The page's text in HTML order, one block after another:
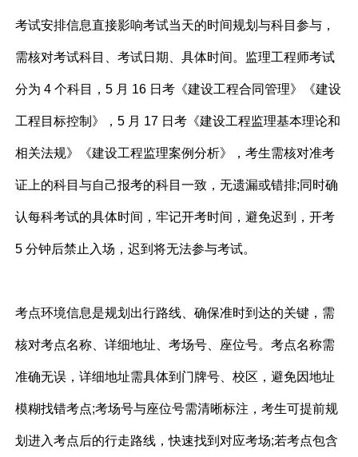
考试安排信息直接影响考试当天的时间规划与科目参与，
需核对考试科目、考试日期、具体时间。监理工程师考试
分为 4 个科目，5 月 16 日考《建设工程合同管理》《建设
工程目标控制》，5 月 17 日考《建设工程监理基本理论和
相关法规》《建设工程监理案例分析》，考生需核对准考
证上的科目与自己报考的科目一致，无遗漏或错排;同时确
认每科考试的具体时间，牢记开考时间，避免迟到，开考
5 分钟后禁止入场，迟到将无法参与考试。
考点环境信息是规划出行路线、确保准时到达的关键，需
核对考点名称、详细地址、考场号、座位号。考点名称需
准确无误，详细地址需具体到门牌号、校区，避免因地址
模糊找错考点;考场号与座位号需清晰标注，考生可提前规
划进入考点后的行走路线，快速找到对应考场;若考点包含